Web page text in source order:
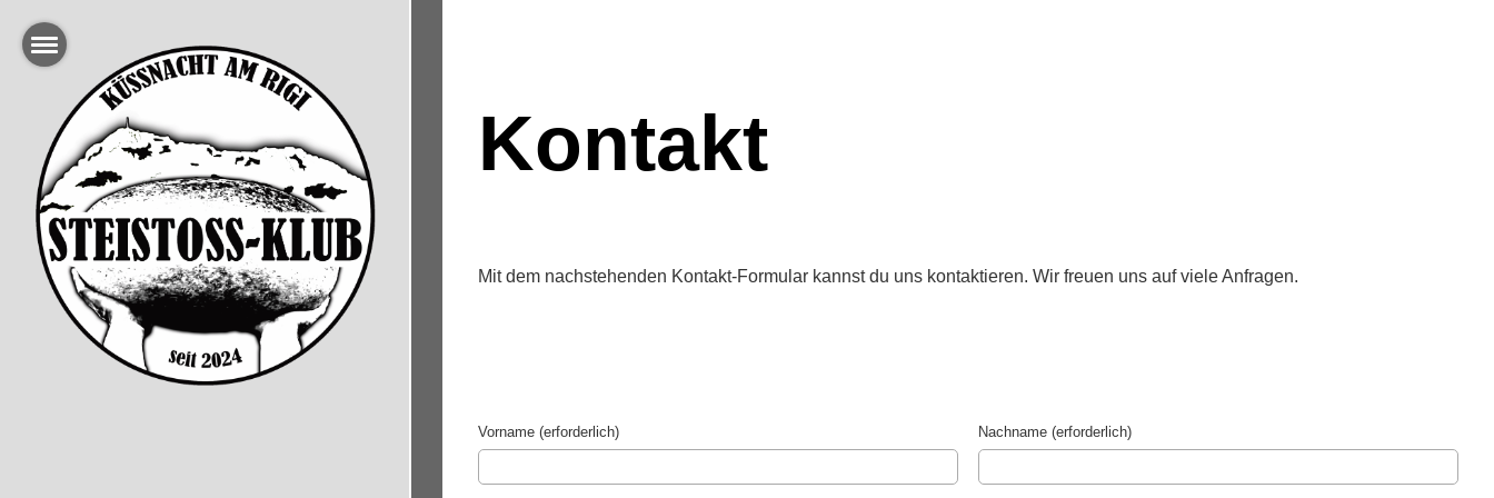
Kontakt
Mit dem nachstehenden Kontakt-Formular kannst du uns kontaktieren. Wir freuen uns auf viele Anfragen.
Vorname (erforderlich) Nachname (erforderlich)